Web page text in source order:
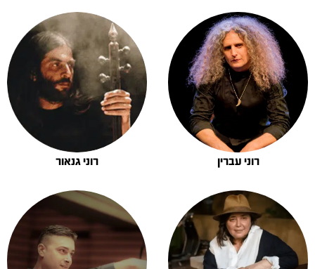
רוני עברין רוני גנאור